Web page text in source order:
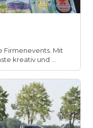
Firmenevents. Mit
kreativ und ...